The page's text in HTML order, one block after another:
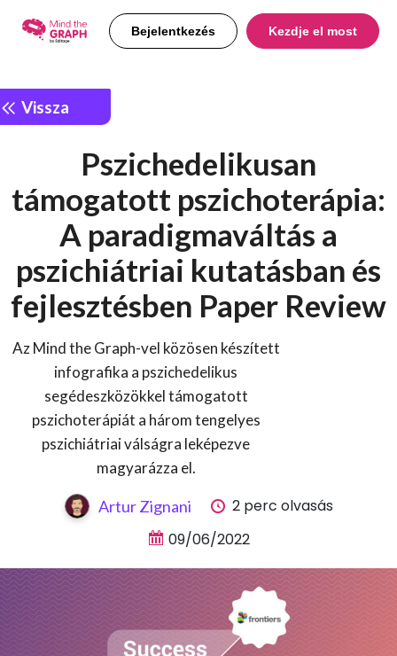
Bejelentkezés Kezdje el most
Vissza
Pszichedelikusan
támogatott pszichoterápia:
A paradigmaváltás a
pszichiátriai kutatásban és
fejlesztésben Paper Review
Az Mind the Graph-vel közösen készített
infografika a pszichedelikus
segédeszközökkel támogatott
pszichoterápiát a három tengelyes
pszichiátriai válságra leképezve
magyarázza el.
Artur Zignani
2 perc olvasás
09/06/2022